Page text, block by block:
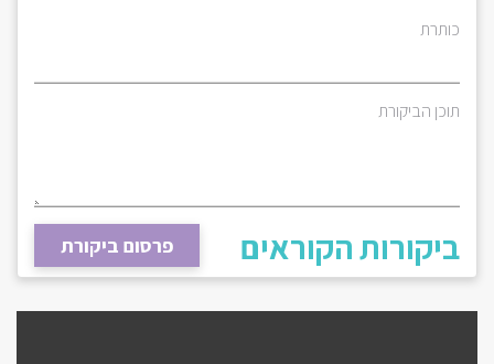
כותרת
תוכן הביקורת
פרסום ביקורת ביקורות הקוראים